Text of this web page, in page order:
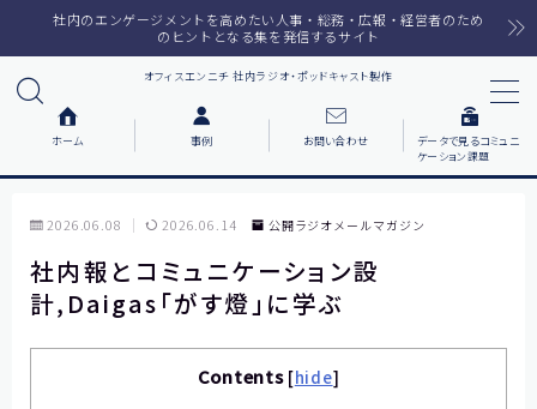
社内のエンゲージメントを高めたい人事・総務・広報・経営者のため
のヒントとなる集を発信するサイト
オフィスエンニチ 社内ラジオ・ポッドキャスト製作
MENU
ラジオメルマガ
サービス一覧
番組で紹介した音楽
ホーム 事例 お問い合わせ
データで見るコミュニ
ケーション課題
2026.06.08 2026.06.14 公開ラジオメールマガジン
社内報とコミュニケーション設
計,Daigas「がす燈」に学ぶ
Contents [hide]